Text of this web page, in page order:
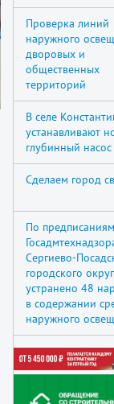
Проверка линий
наружного
дворовых и
общественных
территорий
В селе
устанавливают
глубинный насос
Сделаем город
По предписаниям
Сергиево-
городского
устранено 48
в содержании
наружного